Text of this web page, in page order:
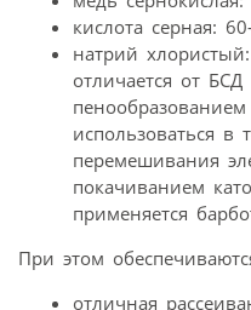
кислота серная:
натрий
отличается от
использоваться в
перемешивания
покачиванием
применяется
При этом
отличная